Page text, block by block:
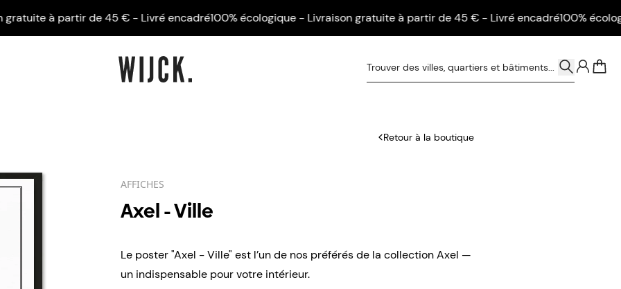
à partir de 45 € - Livré encadré100% écologique - Livraison gratuite à partir de 45 € - Livré encadré100%
Retour à la boutique
AFFICHES
Axel - Ville
Le poster "Axel - Ville" est l’un de nos préférés de la collection Axel —
un indispensable pour votre intérieur.